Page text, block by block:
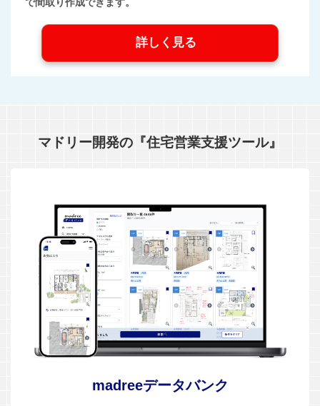
詳しく見る
マドリー開発の『住宅営業支援ツール』
madreeデータバンク